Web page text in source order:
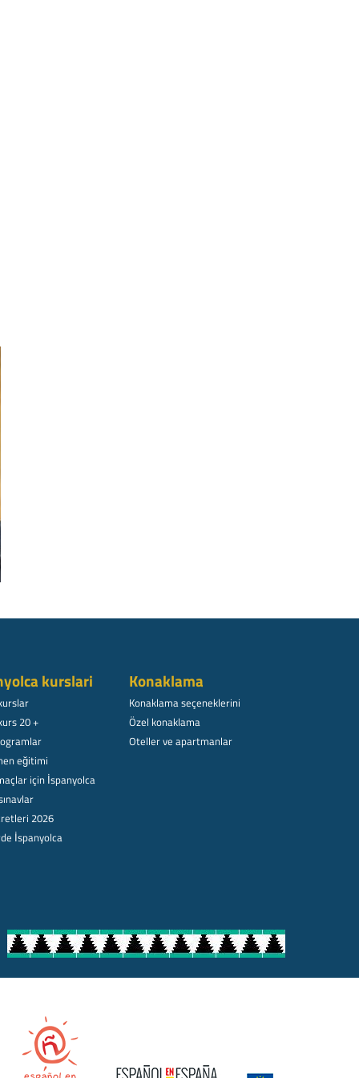
kurslari
20 +
eğitimi
için İspanyolca
2026
İspanyolca
Konaklama
Konaklama seçeneklerini
Özel konaklama
Oteller ve apartmanlar